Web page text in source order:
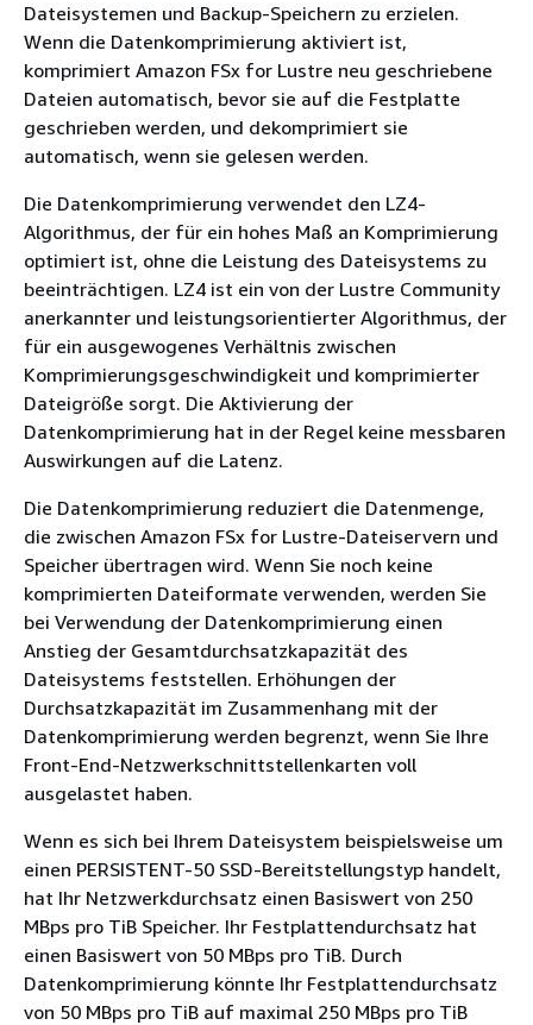
Dateisystemen und Backup-Speichern zu erzielen.
Wenn die Datenkomprimierung aktiviert ist,
komprimiert Amazon FSx for Lustre neu geschriebene
Dateien automatisch, bevor sie auf die Festplatte
geschrieben werden, und dekomprimiert sie
automatisch, wenn sie gelesen werden.
Die Datenkomprimierung verwendet den LZ4-
Algorithmus, der für ein hohes Maß an Komprimierung
optimiert ist, ohne die Leistung des Dateisystems zu
beeinträchtigen. LZ4 ist ein von der Lustre Community
anerkannter und leistungsorientierter Algorithmus, der
für ein ausgewogenes Verhältnis zwischen
Komprimierungsgeschwindigkeit und komprimierter
Dateigröße sorgt. Die Aktivierung der
Datenkomprimierung hat in der Regel keine messbaren
Auswirkungen auf die Latenz.
Die Datenkomprimierung reduziert die Datenmenge,
die zwischen Amazon FSx for Lustre-Dateiservern und
Speicher übertragen wird. Wenn Sie noch keine
komprimierten Dateiformate verwenden, werden Sie
bei Verwendung der Datenkomprimierung einen
Anstieg der Gesamtdurchsatzkapazität des
Dateisystems feststellen. Erhöhungen der
Durchsatzkapazität im Zusammenhang mit der
Datenkomprimierung werden begrenzt, wenn Sie Ihre
Front-End-Netzwerkschnittstellenkarten voll
ausgelastet haben.
Wenn es sich bei Ihrem Dateisystem beispielsweise um
einen PERSISTENT-50 SSD-Bereitstellungstyp handelt,
hat Ihr Netzwerkdurchsatz einen Basiswert von 250
MBps pro TiB Speicher. Ihr Festplattendurchsatz hat
einen Basiswert von 50 MBps pro TiB. Durch
Datenkomprimierung könnte Ihr Festplattendurchsatz
von 50 MBps pro TiB auf maximal 250 MBps pro TiB